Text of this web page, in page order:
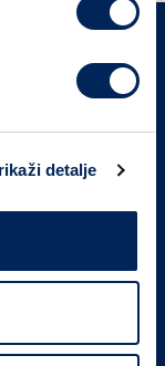
detalje